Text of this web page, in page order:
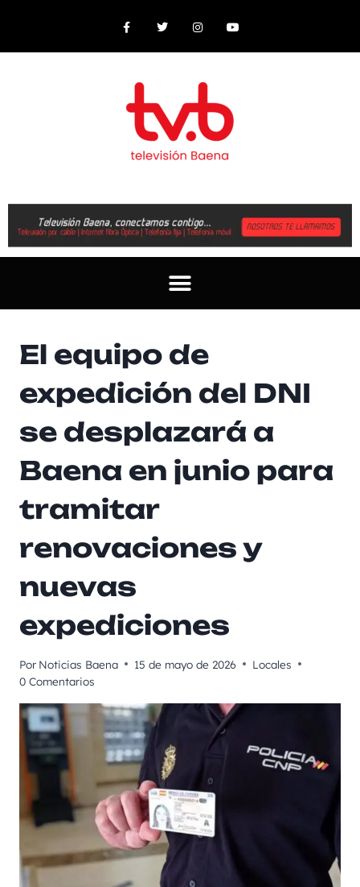
El equipo de
expedición del DNI
se desplazará a
Baena en junio para
tramitar
renovaciones y
nuevas
expediciones
Por Noticias Baena 15 de mayo de 2026
Locales
0 Comentarios